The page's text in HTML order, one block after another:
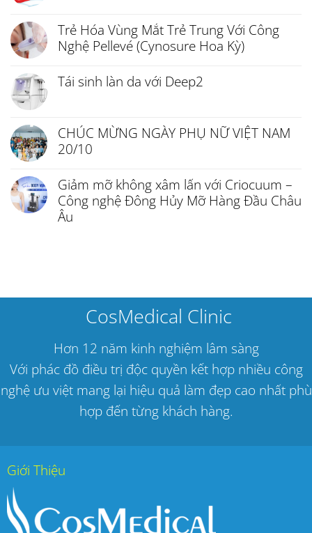
Trẻ Hóa Vùng Mắt Trẻ Trung Với Công
Nghệ Pellevé (Cynosure Hoa Kỳ)
Tái sinh làn da với Deep2
CHÚC MỪNG NGÀY PHỤ NỮ VIỆT NAM
20/10
Giảm mỡ không xâm lấn với Criocuum –
Công nghệ Đông Hủy Mỡ Hàng Đầu Châu
Âu
CosMedical Clinic
Hơn 12 năm kinh nghiệm lâm sàng
Với phác đồ điều trị độc quyền kết hợp nhiều công
nghệ ưu việt mang lại hiệu quả làm đẹp cao nhất phù
hợp đến từng khách hàng.
Giới Thiệu